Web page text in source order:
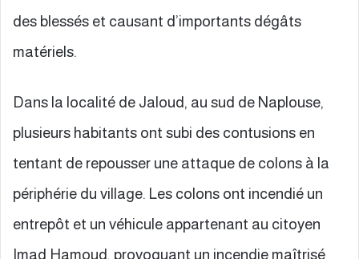
des blessés et causant d’importants dégâts
matériels.
Dans la localité de Jaloud, au sud de Naplouse,
plusieurs habitants ont subi des contusions en
tentant de repousser une attaque de colons à la
périphérie du village. Les colons ont incendié un
entrepôt et un véhicule appartenant au citoyen
Imad Hamoud, provoquant un incendie maîtrisé